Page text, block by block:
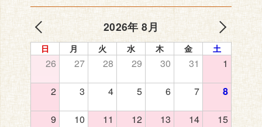
2026年 8月
日 月 火 水 木 金 土
26 27 28 29 30 31 1
2 3 4 5 6 7 8
9 10 11 12 13 14 15